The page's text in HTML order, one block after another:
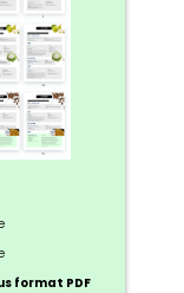
format PDF